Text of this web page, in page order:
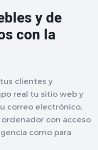
y de
con la
clientes y
real tu sitio web y
correo electrónico,
con acceso
como para